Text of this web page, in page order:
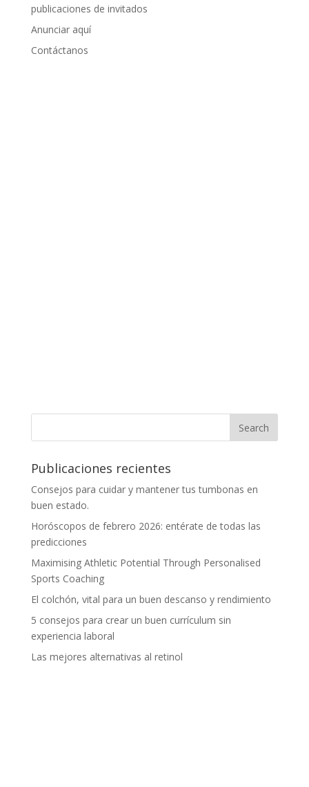
publicaciones de invitados
Anunciar aquí
Contáctanos
Publicaciones recientes
Consejos para cuidar y mantener tus tumbonas en
buen estado.
Horóscopos de febrero 2026: entérate de todas las
predicciones
Maximising Athletic Potential Through Personalised
Sports Coaching
El colchón, vital para un buen descanso y rendimiento
5 consejos para crear un buen currículum sin
experiencia laboral
Las mejores alternativas al retinol